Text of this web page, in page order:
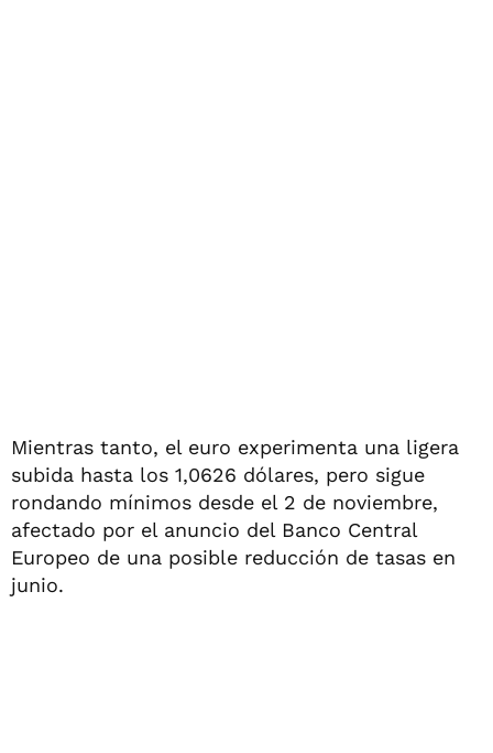
Mientras tanto, el euro experimenta una ligera
subida hasta los 1,0626 dólares, pero sigue
rondando mínimos desde el 2 de noviembre,
afectado por el anuncio del Banco Central
Europeo de una posible reducción de tasas en
junio.